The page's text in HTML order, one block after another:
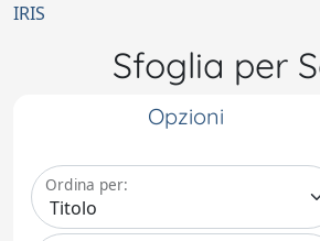
IRIS
Sfoglia per
Opzioni
Ordina per: